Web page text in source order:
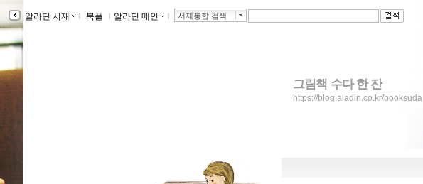
알라딘 서재 ｌ 북플 ｌ 알라딘 메인 ｌ 서재통합 검색
그림책 수다 한 잔
https://blog.aladin.co.kr/booksuda